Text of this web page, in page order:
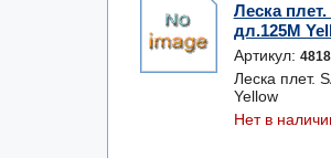
Леска
дл.125M
Артикул:
Леска плет.
Yellow
Нет в